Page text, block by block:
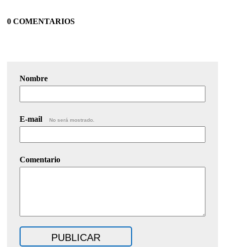
0 COMENTARIOS
Nombre
E-mail No será mostrado.
Comentario